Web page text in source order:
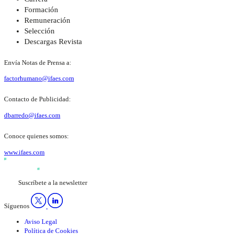
Formación
Remuneración
Selección
Descargas Revista
Envía Notas de Prensa a:
factorhumano@ifaes.com
Contacto de Publicidad:
dbarredo@ifaes.com
Conoce quienes somos:
www.ifaes.com
Suscríbete a la newsletter
Síguenos
Aviso Legal
Política de Cookies